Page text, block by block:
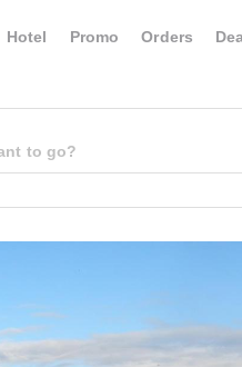
Hotel Promo Orders